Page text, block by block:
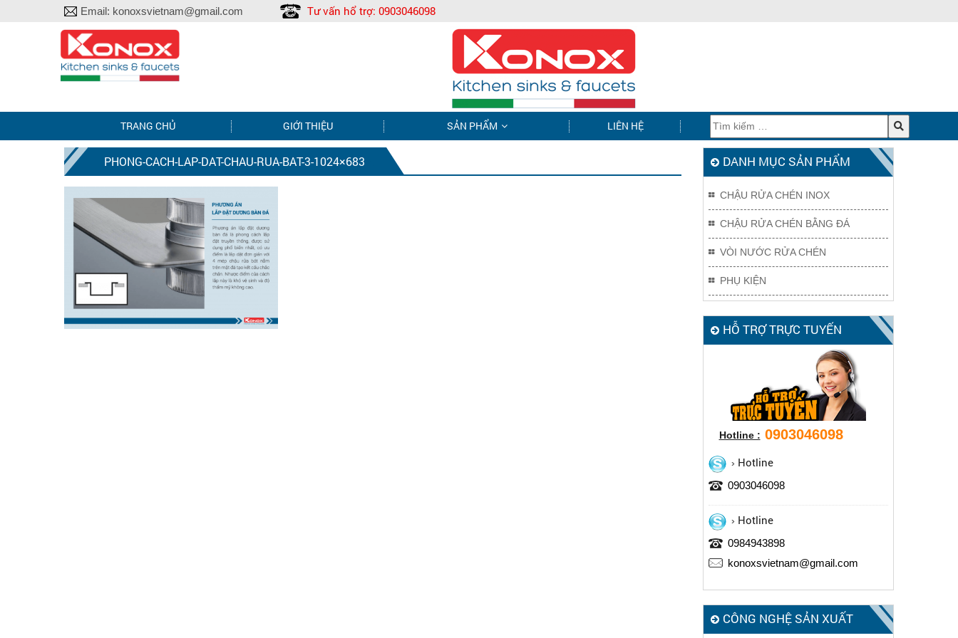
Email: konoxsvietnam@gmail.com Tư vấn hổ trợ: 0903046098
TRANG CHỦ GIỚI THIỆU SẢN PHẨM LIÊN HỆ
PHONG-CACH-LAP-DAT-CHAU-RUA-BAT-3-1024×683 DANH MỤC SẢN PHẨM
CHẬU RỬA CHÉN INOX
CHẬU RỬA CHÉN BẰNG ĐÁ
VÒI NƯỚC RỬA CHÉN
PHỤ KIỆN
HỖ TRỢ TRỰC TUYẾN
Hotline : 0903046098
Hotline
0903046098
Hotline
0984943898
konoxsvietnam@gmail.com
CÔNG NGHỆ SẢN XUẤT